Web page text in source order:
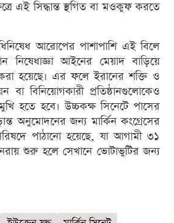
এই সিদ্ধান্ত স্থগিত বা মওকুফ করতে
আরোপের পাশাপাশি এই বিলে
নিষেধাজ্ঞা আইনের মেয়াদ বাড়িয়ে
হয়েছে। এর ফলে ইরানের শক্তি ও
বা বিনিয়োগকারী প্রতিষ্ঠানগুলোকেও
হতে হবে। উচ্চকক্ষ সিনেটে পাসের
অনুমোদনের জন্য মার্কিন কংগ্রেসের
পরিষদে পাঠানো হয়েছে, যা আগামী ৩১
শুরু হলে সেখানে ভোটাভুটির জন্য